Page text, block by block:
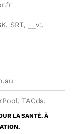
SRT, __vt,
TACds,
LA SANTÉ. À